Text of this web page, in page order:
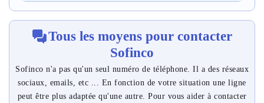
Tous les moyens pour contacter
Sofinco
Sofinco n'a pas qu'un seul numéro de téléphone. Il a des réseaux
sociaux, emails, etc ... En fonction de votre situation une ligne
peut être plus adaptée qu'une autre. Pour vous aider à contacter